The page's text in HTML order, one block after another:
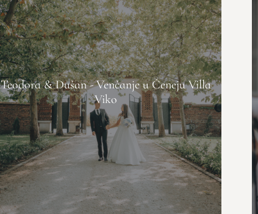
Teodora & Dušan - Venčanje u Čeneju Villa
Viko